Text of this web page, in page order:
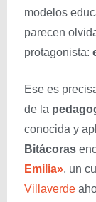
modelos
parecen
protagonista:
Ese es
de la
conocida y
Bitácoras
Emilia», un
Villaverde